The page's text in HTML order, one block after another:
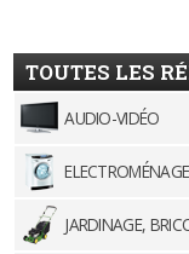
TOUTES LES
AUDIO-VIDÉO
JARDINAGE,